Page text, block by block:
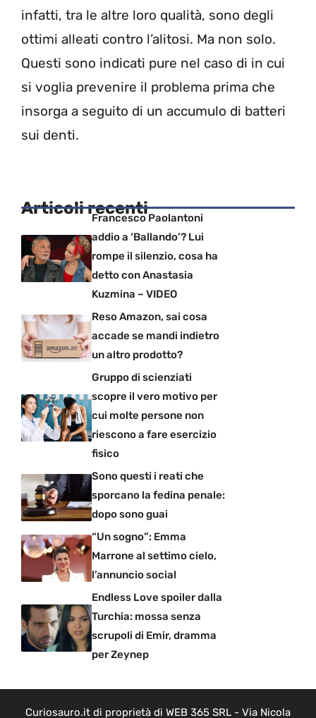
infatti, tra le altre loro qualità, sono degli
ottimi alleati contro l’alitosi. Ma non solo.
Questi sono indicati pure nel caso di in cui
si voglia prevenire il problema prima che
insorga a seguito di un accumulo di batteri
sui denti.
Articoli recentiFrancesco Paolantoni
addio a ‘Ballando’? Lui
rompe il silenzio, cosa ha
detto con Anastasia
Kuzmina – VIDEO
Reso Amazon, sai cosa
accade se mandi indietro
un altro prodotto?
Gruppo di scienziati
scopre il vero motivo per
cui molte persone non
riescono a fare esercizio
fisico
Sono questi i reati che
sporcano la fedina penale:
dopo sono guai
“Un sogno”: Emma
Marrone al settimo cielo,
l’annuncio social
Endless Love spoiler dalla
Turchia: mossa senza
scrupoli di Emir, dramma
per Zeynep
Curiosauro.it di proprietà di WEB 365 SRL - Via Nicola